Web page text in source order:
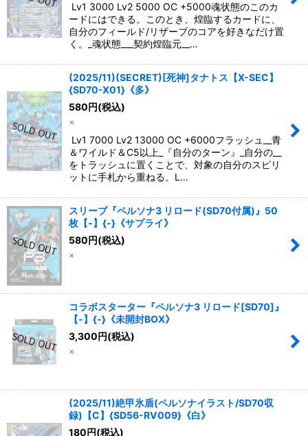
Lv1 3000 Lv2 5000 OC +5000魂状態のこのカ
ードにはできる。このとき、煌臨するカードに、
自分のフィールド/リザーブのコアを好きなだけ置
く。_魂状態___契約煌臨元__…
(2025/11)(SECRET)[死神]タナトス【X-SEC】
{SD70-X01}《多》
580 円(税込)
×
Lv1 7000 Lv2 13000 OC +6000フラッシュ__青
＆ワイルド＆C5以上_『自分のターン』_自分の__
をトラッシュに置くことで、対象の自分のスピリ
ットに手札から重ねる。L…
スリーブ『ペルソナ3 リロード(SD70付属)』50
枚【-】{-}《サプライ》
580 円(税込)
×
コラボスターター『ペルソナ3 リロード[SD70]』
【-】{-}《未開封BOX》
3,300 円(税込)
×
(2025/11)絶甲氷盾(ペルソナイラスト/SD70収
録)【C】{SD56-RV009}《白》
180 円(税込)